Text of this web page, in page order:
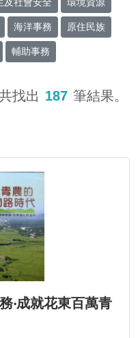
海洋事務 原住民族
輔助事務
找出 187 筆結果。
‧成就花東百萬青